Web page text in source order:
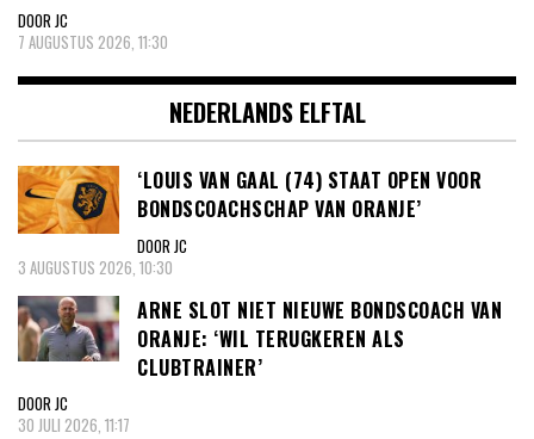
DOOR JC
7 AUGUSTUS 2026, 11:30
NEDERLANDS ELFTAL
‘LOUIS VAN GAAL (74) STAAT OPEN VOOR
BONDSCOACHSCHAP VAN ORANJE’
DOOR JC
3 AUGUSTUS 2026, 10:30
ARNE SLOT NIET NIEUWE BONDSCOACH VAN
ORANJE: ‘WIL TERUGKEREN ALS
CLUBTRAINER’
DOOR JC
30 JULI 2026, 11:17